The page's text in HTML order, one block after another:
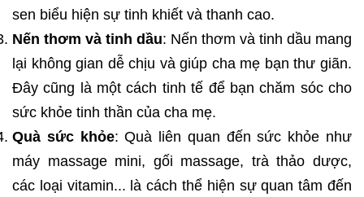
sen biểu hiện sự tinh khiết và thanh cao.
Nến thơm và tinh dầu: Nến thơm và tinh dầu mang
lại không gian dễ chịu và giúp cha mẹ bạn thư giãn.
Đây cũng là một cách tinh tế để bạn chăm sóc cho
sức khỏe tinh thần của cha mẹ.
Quà sức khỏe: Quà liên quan đến sức khỏe như
máy massage mini, gối massage, trà thảo dược,
các loại vitamin... là cách thể hiện sự quan tâm đến